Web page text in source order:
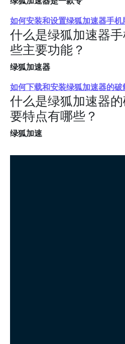
如何安装和设置绿狐加速器手机
什么是绿狐加速器
些主要功能？
绿狐加速器
如何下载和安装绿狐加速器的破
什么是绿狐加速器
要特点有哪些？
绿狐加速